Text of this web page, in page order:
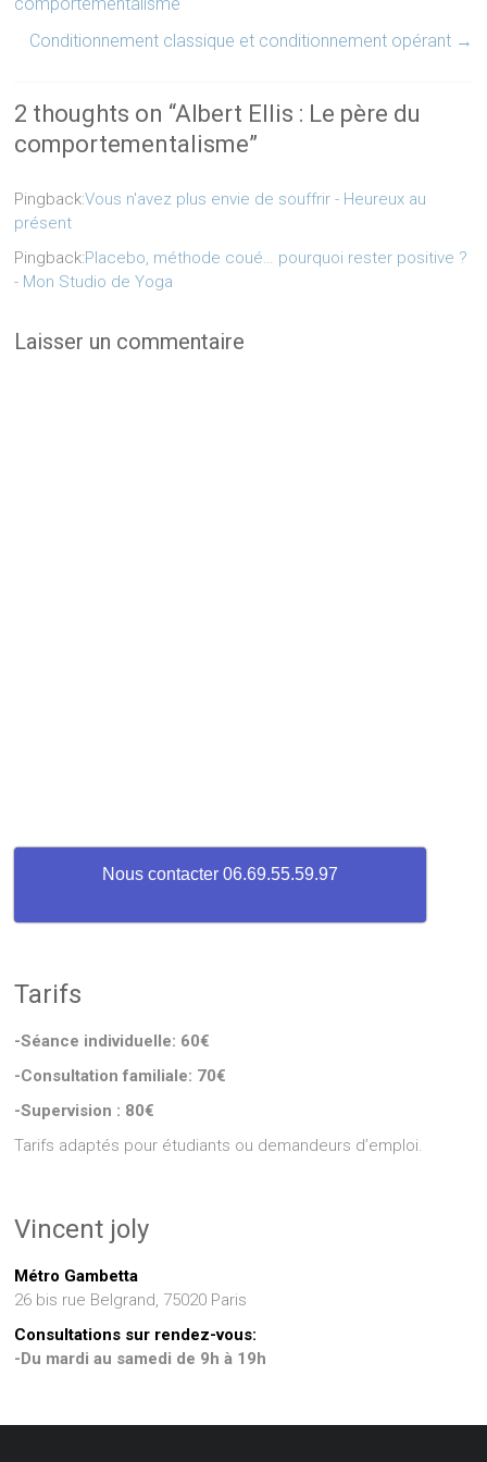
Conditionnement classique et conditionnement opérant →
2 thoughts on “Albert Ellis : Le père du
comportementalisme”
Pingback:Vous n'avez plus envie de souffrir - Heureux au
présent
Pingback:Placebo, méthode coué… pourquoi rester positive ?
- Mon Studio de Yoga
Laisser un commentaire
Nous contacter 06.69.55.59.97
Tarifs
-Séance individuelle: 60€
-Consultation familiale: 70€
-Supervision : 80€
Tarifs adaptés pour étudiants ou demandeurs d’emploi.
Vincent joly
Métro Gambetta
26 bis rue Belgrand, 75020 Paris
Consultations sur rendez-vous:
-Du mardi au samedi de 9h à 19h